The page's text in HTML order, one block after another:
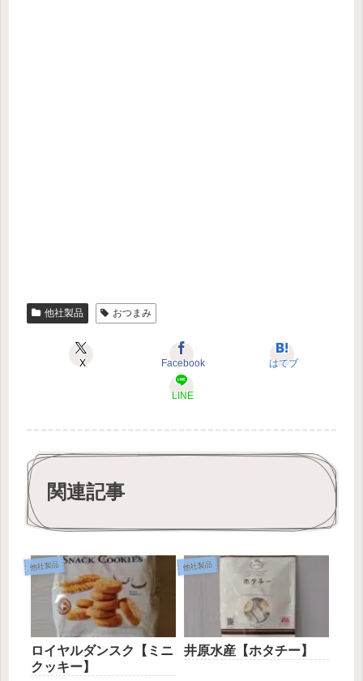
他社製品 おつまみ
X Facebook はてブ
LINE
関連記事
他社製品
ロイヤルダンスク【ミニ
クッキー】
他社製品
井原水産【ホタチー】